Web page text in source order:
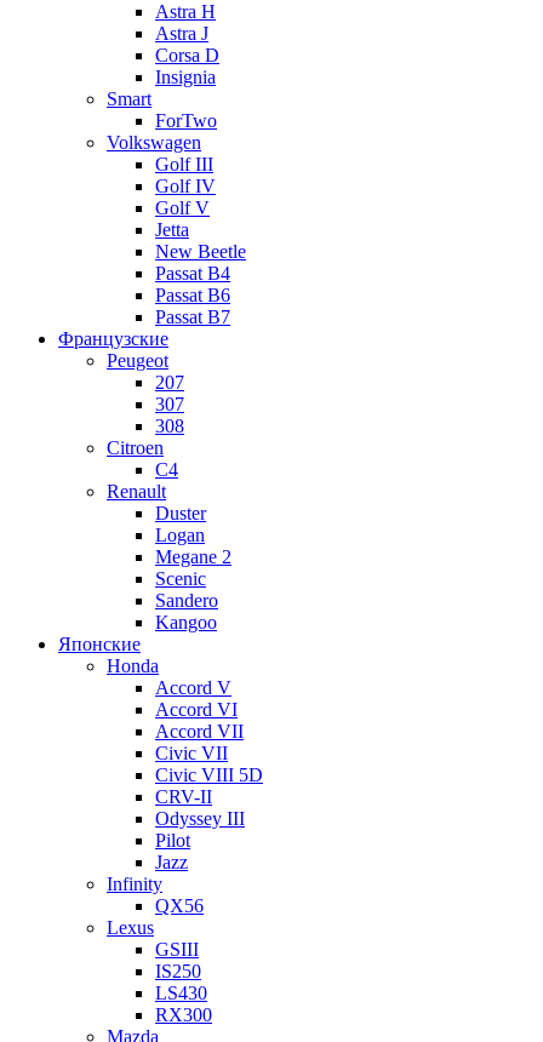
Astra H
Astra J
Corsa D
Insignia
Smart
ForTwo
Volkswagen
Golf III
Golf IV
Golf V
Jetta
New Beetle
Passat B4
Passat B6
Passat B7
Французские
Peugeot
207
307
308
Citroen
C4
Renault
Duster
Logan
Megane 2
Scenic
Sandero
Kangoo
Японские
Honda
Accord V
Accord VI
Accord VII
Civic VII
Civic VIII 5D
CRV-II
Odyssey III
Pilot
Jazz
Infinity
QX56
Lexus
GSIII
IS250
LS430
RX300
Mazda